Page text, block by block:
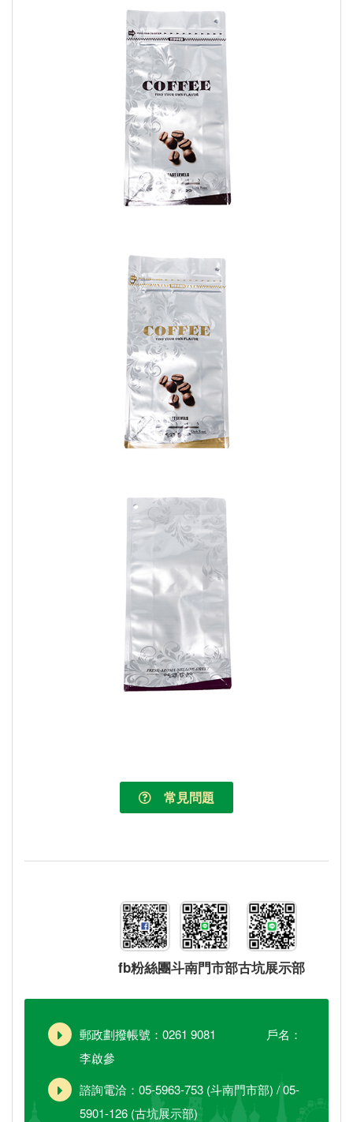
常見問題
fb粉絲團斗南門市部古坑展示部
郵政劃撥帳號：0261 9081 戶名：
李啟參
諮詢電洽：05-5963-753 (斗南門市部) / 05-
5901-126 (古坑展示部)